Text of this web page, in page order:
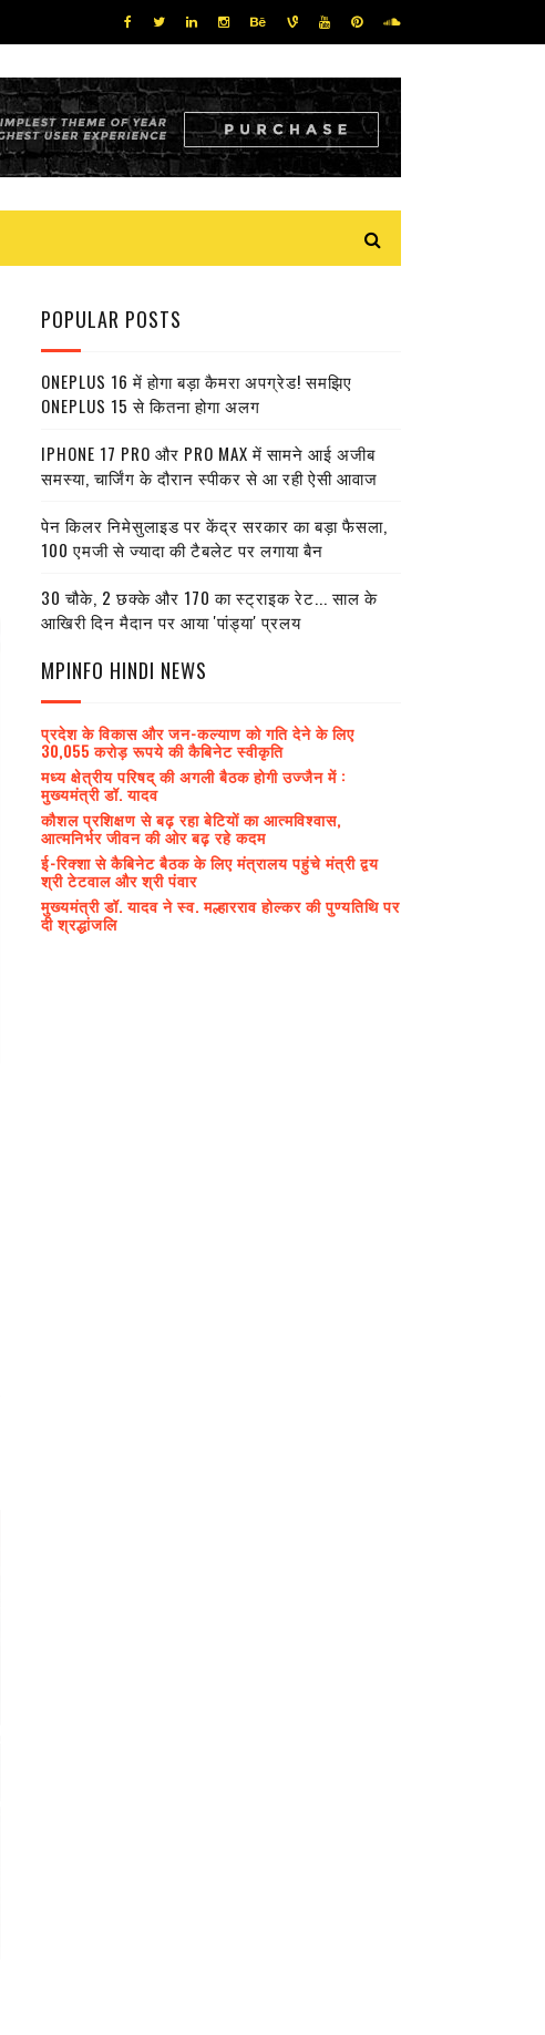
POPULAR POSTS
ONEPLUS 16 में होगा बड़ा कैमरा अपग्रेड! समझिए
ONEPLUS 15 से कितना होगा अलग
IPHONE 17 PRO और PRO MAX में सामने आई अजीब
समस्या, चार्जिंग के दौरान स्पीकर से आ रही ऐसी आवाज
पेन किलर निमेसुलाइड पर केंद्र सरकार का बड़ा फैसला,
100 एमजी से ज्यादा की टैबलेट पर लगाया बैन
30 चौके, 2 छक्के और 170 का स्ट्राइक रेट... साल के
आखिरी दिन मैदान पर आया 'पांड्या' प्रलय
MPINFO HINDI NEWS
प्रदेश के विकास और जन-कल्याण को गति देने के लिए
30,055 करोड़ रूपये की कैबिनेट स्वीकृति
मध्य क्षेत्रीय परिषद् की अगली बैठक होगी उज्जैन में :
मुख्यमंत्री डॉ. यादव
कौशल प्रशिक्षण से बढ़ रहा बेटियों का आत्मविश्वास,
आत्मनिर्भर जीवन की ओर बढ़ रहे कदम
ई-रिक्शा से कैबिनेट बैठक के लिए मंत्रालय पहुंचे मंत्री द्वय
श्री टेटवाल और श्री पंवार
मुख्यमंत्री डॉ. यादव ने स्व. मल्हारराव होल्कर की पुण्यतिथि पर
दी श्रद्धांजलि